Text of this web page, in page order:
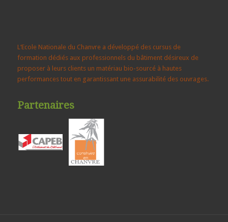
L‘Ecole Nationale du Chanvre a développé des cursus de
formation dédiés aux professionnels du bâtiment désireux de
proposer à leurs clients un matériau bio-sourcé à hautes
performances tout en garantissant une assurabilité des ouvrages.
Partenaires